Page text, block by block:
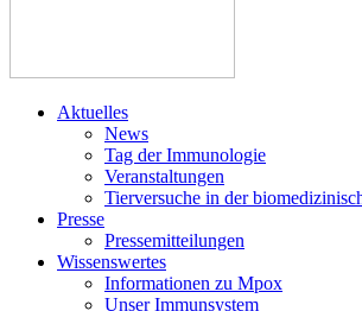
Aktuelles
News
Tag der Immunologie
Veranstaltungen
Tierversuche in der
Presse
Pressemitteilungen
Wissenswertes
Informationen zu Mpox
Unser Immunsystem